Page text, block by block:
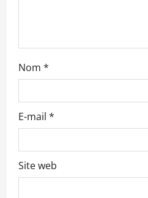
l
e
Nom *
E-mail *
Site web